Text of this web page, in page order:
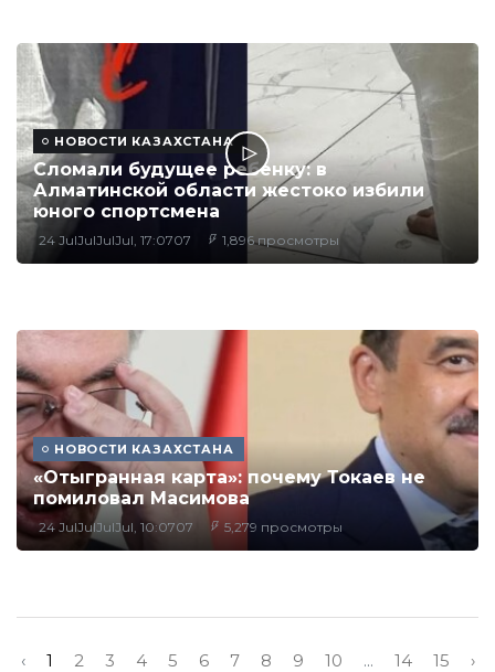
НОВОСТИ КАЗАХСТАНА
Сломали будущее ребенку: в
Алматинской области жестоко избили
юного спортсмена
24 JulJulJulJul, 17:0707 1,896 просмотры
НОВОСТИ КАЗАХСТАНА
«Отыгранная карта»: почему Токаев не
помиловал Масимова
24 JulJulJulJul, 10:0707 5,279 просмотры
‹ 1 2 3 4 5 6 7 8 9 10 ... 14 15 ›